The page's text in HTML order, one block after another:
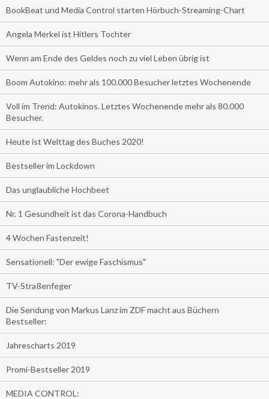
BookBeat und Media Control starten Hörbuch-Streaming-Chart
Angela Merkel ist Hitlers Tochter
Wenn am Ende des Geldes noch zu viel Leben übrig ist
Boom Autokino: mehr als 100.000 Besucher letztes Wochenende
Voll im Trend: Autokinos. Letztes Wochenende mehr als 80.000
Besucher.
Heute ist Welttag des Buches 2020!
Bestseller im Lockdown
Das unglaubliche Hochbeet
Nr. 1 Gesundheit ist das Corona-Handbuch
4 Wochen Fastenzeit!
Sensationell: "Der ewige Faschismus"
TV-Straßenfeger
Die Sendung von Markus Lanz im ZDF macht aus Büchern
Bestseller:
Jahrescharts 2019
Promi-Bestseller 2019
MEDIA CONTROL: